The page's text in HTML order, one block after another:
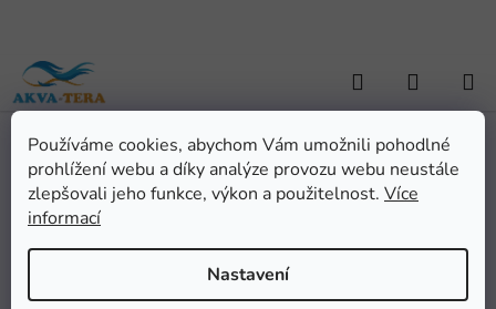
Používáme cookies, abychom Vám umožnili pohodlné
prohlížení webu a díky analýze provozu webu neustále
zlepšovali jeho funkce, výkon a použitelnost. Více
informací
Nastavení
obsah
Hledat
KOŠÍK
Domů / AKVARISTIKA / Akvarijní technika / Osvětlení / Kryty /
Diversa akvarijní kryt plastový Hex šestihran 35x35 cm, LED
Diversa akvarijní kryt
plastový Hex šestihran
35x35 cm, LED